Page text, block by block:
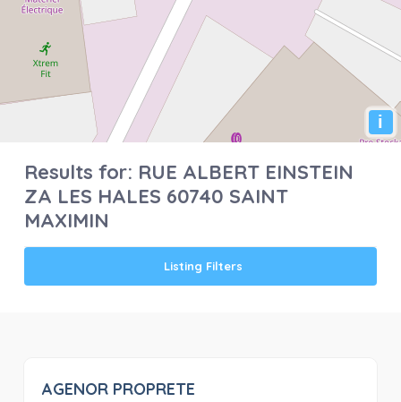
i
Results for: RUE ALBERT EINSTEIN
ZA LES HALES 60740 SAINT
MAXIMIN
Listing Filters
AGENOR PROPRETE